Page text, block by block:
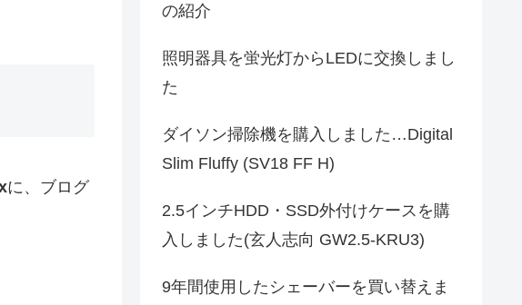
に、ブログ
の紹介
照明器具を蛍光灯からLEDに交換しまし
た
ダイソン掃除機を購入しました…Digital
Slim Fluffy (SV18 FF H)
2.5インチHDD・SSD外付けケースを購
入しました(玄人志向 GW2.5-KRU3)
9年間使用したシェーバーを買い替えま